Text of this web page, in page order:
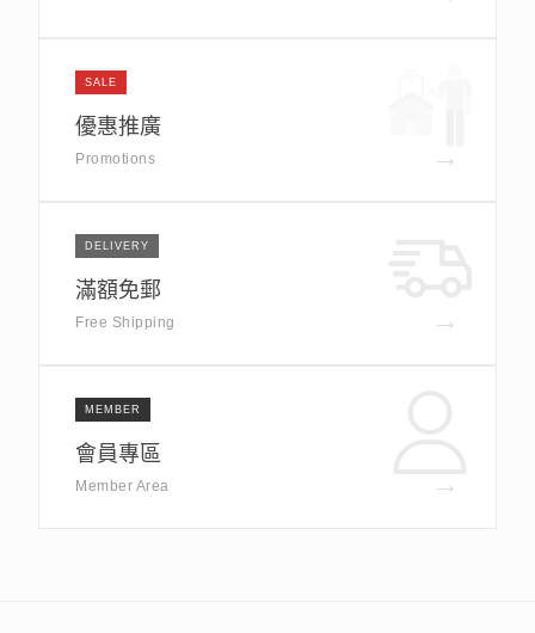
SALE
優惠推廣
Promotions →
DELIVERY
滿額免郵
Free Shipping →
MEMBER
會員專區
Member Area →